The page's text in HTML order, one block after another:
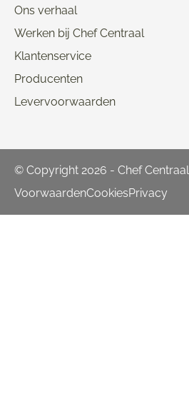
Ons verhaal
Werken bij Chef Centraal
Klantenservice
Producenten
Levervoorwaarden
© Copyright 2026 - Chef Centraal
VoorwaardenCookiesPrivacy